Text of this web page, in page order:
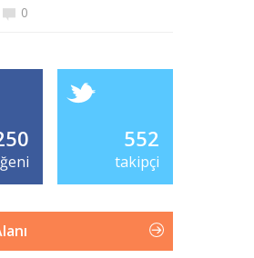
0
552
takipçi